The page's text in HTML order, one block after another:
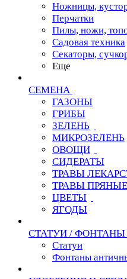
Ножницы,
Перчатки
Пилы, ножи,
Садовая техника
Секаторы,
Еще
СЕМЕНА
ГАЗОНЫ
ГРИБЫ
ЗЕЛЕНЬ
МИКРОЗЕЛЕНЬ
ОВОЩИ
СИДЕРАТЫ
ТРАВЫ
ТРАВЫ ПРЯНЫЕ
ЦВЕТЫ
ЯГОДЫ
СТАТУИ / ФОНТАНЫ
Статуи
Фонтаны